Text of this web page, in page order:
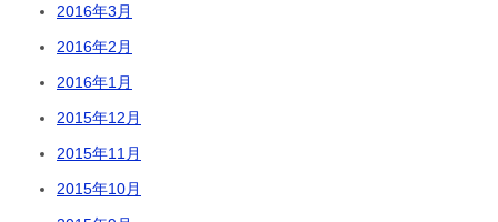
2016年3月
2016年2月
2016年1月
2015年12月
2015年11月
2015年10月